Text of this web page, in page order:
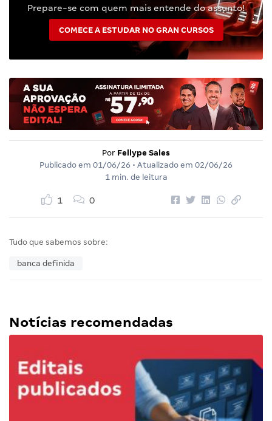
Prepare-se com quem mais entende do assunto!
COMECE A ESTUDAR NO GRAN CURSOS
Por Fellype Sales
Publicado em 01/06/26 • Atualizado em 02/06/26
1 min. de leitura
1 0
Tudo que sabemos sobre:
banca definida
Notícias recomendadas